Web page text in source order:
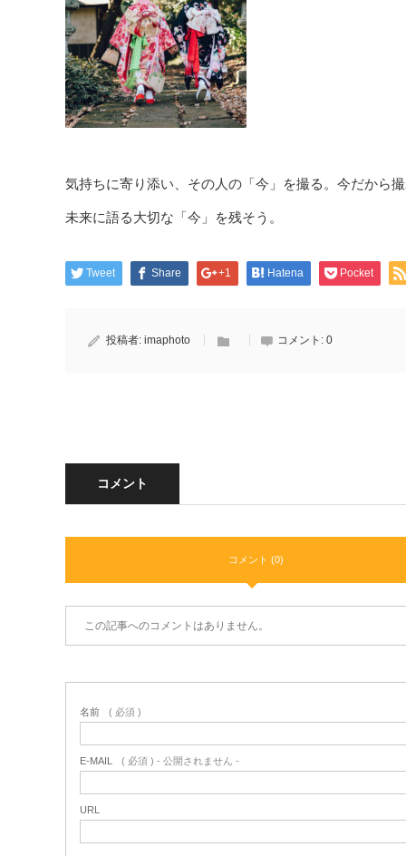
気持ちに寄り添い、その人の「今」を撮る。今だから撮
未来に語る大切な「今」を残そう。
Tweet Share +1 Hatena Pocket
投稿者: imaphoto コメント: 0
コメント
コメント (0)
この記事へのコメントはありません。
名前 ( 必須 )
E-MAIL ( 必須 ) - 公開されません -
URL